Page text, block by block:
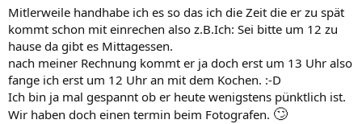
Mitlerweile handhabe ich es so das ich die Zeit die er zu spät
kommt schon mit einrechen also z.B.Ich: Sei bitte um 12 zu
hause da gibt es Mittagessen.
nach meiner Rechnung kommt er ja doch erst um 13 Uhr also
fange ich erst um 12 Uhr an mit dem Kochen. :-D
Ich bin ja mal gespannt ob er heute wenigstens pünktlich ist.
Wir haben doch einen termin beim Fotografen. 🙄